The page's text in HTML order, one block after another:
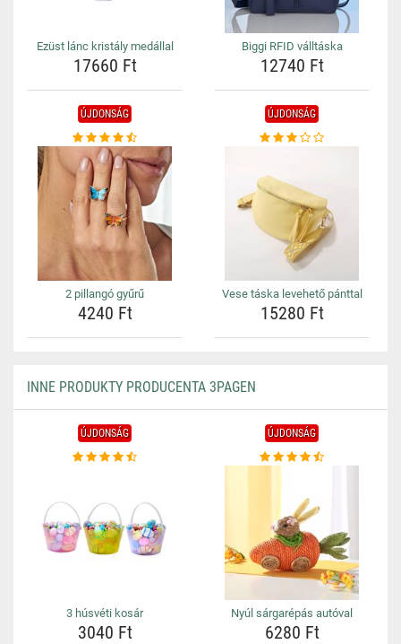
Ezüst lánc kristály medállal
17660 Ft
Biggi RFID válltáska
12740 Ft
ÚJDONSÁG
2 pillangó gyűrű
4240 Ft
ÚJDONSÁG
Vese táska levehető pánttal
15280 Ft
INNE PRODUKTY PRODUCENTA 3PAGEN
ÚJDONSÁG
3 húsvéti kosár
3040 Ft
ÚJDONSÁG
Nyúl sárgarépás autóval
6280 Ft